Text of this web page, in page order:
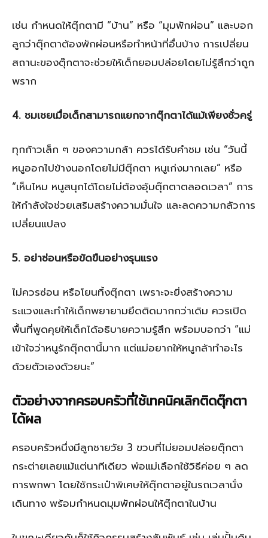
เช่น กำหนดให้ตุ๊กตามี “บ้าน” หรือ “มุมพักผ่อน” และบอก
ลูกว่าตุ๊กตาต้องพักผ่อนหรือทำหน้าที่อื่นบ้าง การเปลี่ยน
สถานะของตุ๊กตาจะช่วยให้เด็กยอมปล่อยโดยไม่รู้สึกว่าถูก
พราก
4. ชมเชยเมื่อเด็กสามารถแยกจากตุ๊กตาได้แม้เพียงชั่วครู่
ทุกก้าวเล็ก ๆ ของความกล้า ควรได้รับคำชม เช่น “วันนี้
หนูออกไปข้างนอกโดยไม่มีตุ๊กตา หนูเก่งมากเลย” หรือ
“เห็นไหม หนูสนุกได้โดยไม่ต้องอุ้มตุ๊กตาตลอดเวลา” การ
ให้กำลังใจช่วยเสริมสร้างความมั่นใจ และลดความกลัวการ
เปลี่ยนแปลง
5. อย่าซ่อนหรือขัดขืนอย่างรุนแรง
ไม่ควรซ่อน หรือโยนทิ้งตุ๊กตา เพราะจะยิ่งสร้างความ
ระแวงและทำให้เด็กพยายามยึดติดมากกว่าเดิม ควรเปิด
พื้นที่พูดคุยให้เด็กได้อธิบายความรู้สึก พร้อมบอกว่า “แม่
เข้าใจว่าหนูรักตุ๊กตานี้มาก แต่แม่อยากให้หนูกล้าทำอะไร
ด้วยตัวเองด้วยนะ”
ตัวอย่างจากครอบครัวที่ใช้เทคนิคเลิกติดตุ๊กตา
ได้ผล
ครอบครัวหนึ่งมีลูกชายวัย 3 ขวบที่ไม่ยอมปล่อยตุ๊กตา
กระต่ายเลยแม้แต่นาทีเดียว พ่อแม่เลือกใช้วิธีค่อย ๆ ลด
การพกพา โดยใช้กระเป๋าพิเศษให้ตุ๊กตาอยู่ในรถเวลานั่ง
เดินทาง พร้อมกำหนดมุมพักผ่อนให้ตุ๊กตาในบ้าน